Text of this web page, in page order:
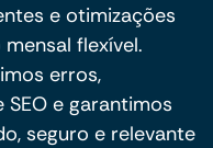
e otimizações
flexível.
erros,
e garantimos
seguro e relevante